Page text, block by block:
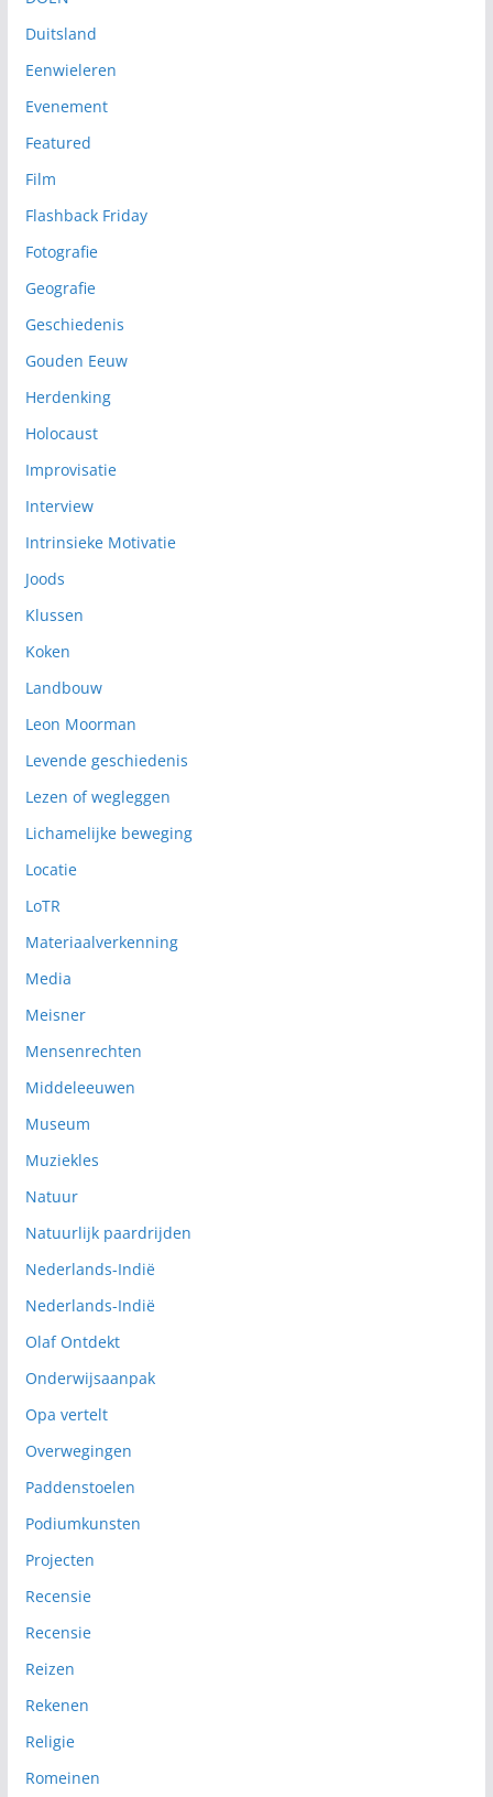
Duitsland
Eenwieleren
Evenement
Featured
Film
Flashback Friday
Fotografie
Geografie
Geschiedenis
Gouden Eeuw
Herdenking
Holocaust
Improvisatie
Interview
Intrinsieke Motivatie
Joods
Klussen
Koken
Landbouw
Leon Moorman
Levende geschiedenis
Lezen of wegleggen
Lichamelijke beweging
Locatie
LoTR
Materiaalverkenning
Media
Meisner
Mensenrechten
Middeleeuwen
Museum
Muziekles
Natuur
Natuurlijk paardrijden
Nederlands-Indië
Nederlands-Indië
Olaf Ontdekt
Onderwijsaanpak
Opa vertelt
Overwegingen
Paddenstoelen
Podiumkunsten
Projecten
Recensie
Recensie
Reizen
Rekenen
Religie
Romeinen